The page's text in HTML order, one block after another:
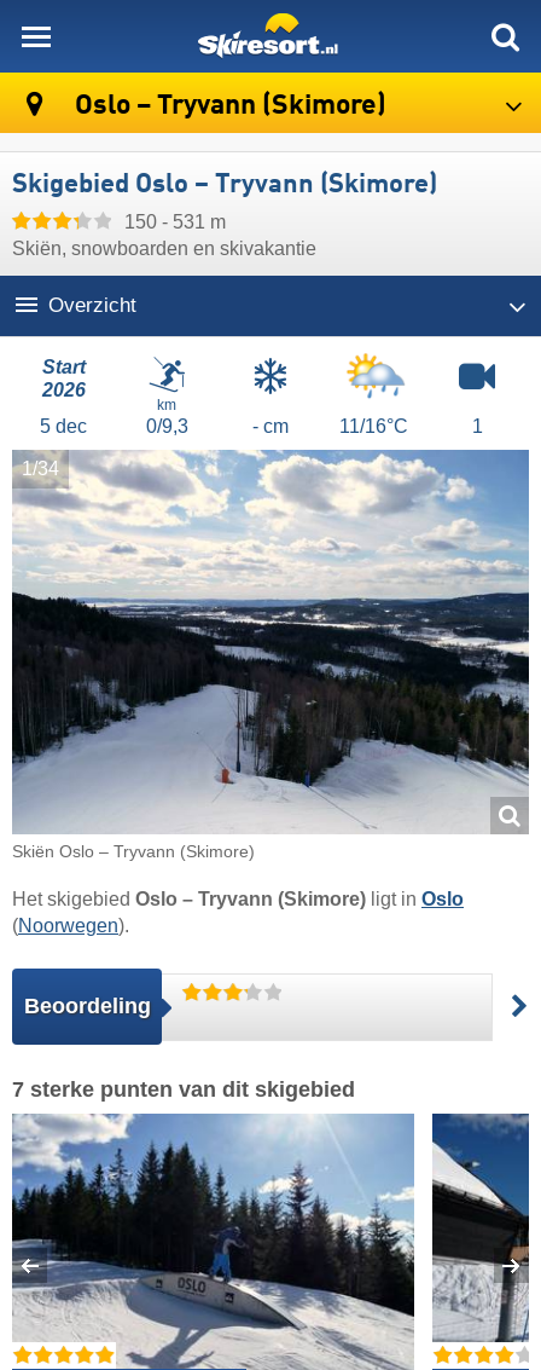
Oslo – Tryvann (Skimore)
Skigebied Oslo – Tryvann (Skimore)
150 - 531 m
Skiën, snowboarden en skivakantie
Overzicht
Start
2026
5 dec
km
0/9,3 - cm 11/16°C 1
1/34
Skiën Oslo – Tryvann (Skimore)
Het skigebied Oslo – Tryvann (Skimore) ligt in Oslo
(Noorwegen).
Beoordeling
7 sterke punten van dit skigebied